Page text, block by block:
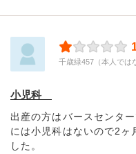
千歳緑457（本人では
小児科
出産の方はバースセンタ
には小児科はないので2ヶ
した。